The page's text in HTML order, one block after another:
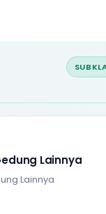
Lainnya
Lainnya